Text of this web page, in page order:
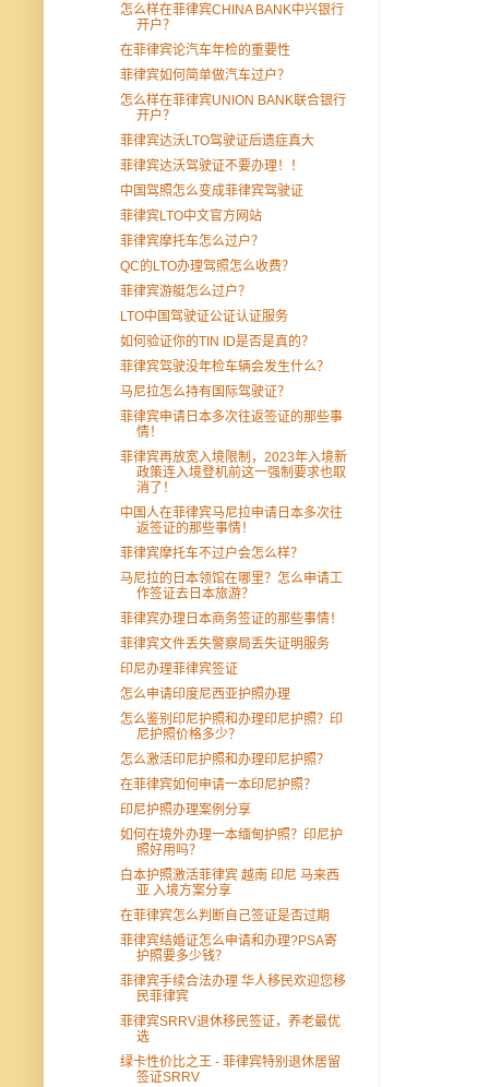
怎么样在菲律宾CHINA BANK中兴银行
开户？
在菲律宾论汽车年检的重要性
菲律宾如何简单做汽车过户？
怎么样在菲律宾UNION BANK联合银行
开户？
菲律宾达沃LTO驾驶证后遗症真大
菲律宾达沃驾驶证不要办理！！
中国驾照怎么变成菲律宾驾驶证
菲律宾LTO中文官方网站
菲律宾摩托车怎么过户？
QC的LTO办理驾照怎么收费？
菲律宾游艇怎么过户？
LTO中国驾驶证公证认证服务
如何验证你的TIN ID是否是真的？
菲律宾驾驶没年检车辆会发生什么？
马尼拉怎么持有国际驾驶证？
菲律宾申请日本多次往返签证的那些事
情！
菲律宾再放宽入境限制，2023年入境新
政策连入境登机前这一强制要求也取
消了！
中国人在菲律宾马尼拉申请日本多次往
返签证的那些事情！
菲律宾摩托车不过户会怎么样？
马尼拉的日本领馆在哪里？怎么申请工
作签证去日本旅游？
菲律宾办理日本商务签证的那些事情！
菲律宾文件丢失警察局丢失证明服务
印尼办理菲律宾签证
怎么申请印度尼西亚护照办理
怎么鉴别印尼护照和办理印尼护照？印
尼护照价格多少？
怎么激活印尼护照和办理印尼护照？
在菲律宾如何申请一本印尼护照？
印尼护照办理案例分享
如何在境外办理一本缅甸护照？印尼护
照好用吗？
白本护照激活菲律宾 越南 印尼 马来西
亚 入境方案分享
在菲律宾怎么判断自己签证是否过期
菲律宾结婚证怎么申请和办理?PSA寄
护照要多少钱？
菲律宾手续合法办理 华人移民欢迎您移
民菲律宾
菲律宾SRRV退休移民签证，养老最优
选
绿卡性价比之王 - 菲律宾特别退休居留
签证SRRV